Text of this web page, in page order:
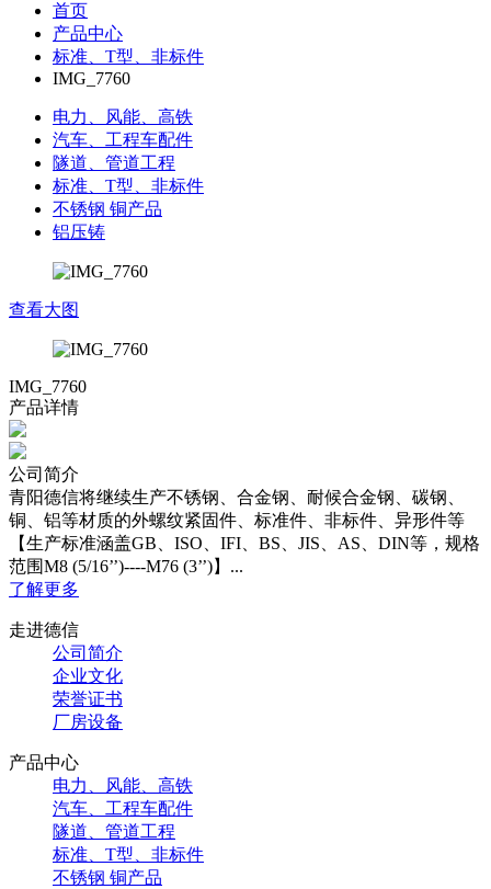
首页
产品中心
标准、T型、非标件
IMG_7760
电力、风能、高铁
汽车、工程车配件
隧道、管道工程
标准、T型、非标件
不锈钢 铜产品
铝压铸
查看大图
IMG_7760
产品详情
公司简介
青阳德信将继续生产不锈钢、合金钢、耐候合金钢、碳钢、
铜、铝等材质的外螺纹紧固件、标准件、非标件、异形件等
【生产标准涵盖GB、ISO、IFI、BS、JIS、AS、DIN等，规格
范围M8 (5/16’’)----M76 (3’’)】...
了解更多
走进德信
公司简介
企业文化
荣誉证书
厂房设备
产品中心
电力、风能、高铁
汽车、工程车配件
隧道、管道工程
标准、T型、非标件
不锈钢 铜产品